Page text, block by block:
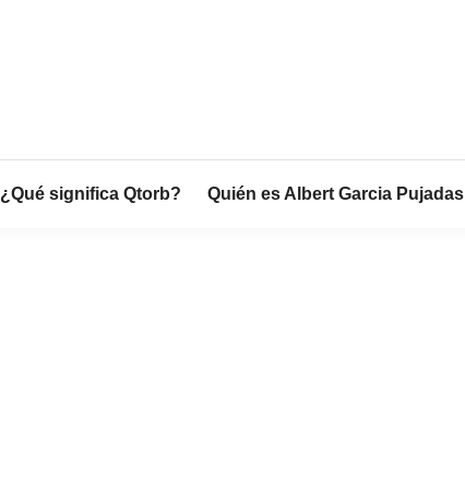
¿Qué significa Qtorb? Quién es Albert Garcia Pujadas